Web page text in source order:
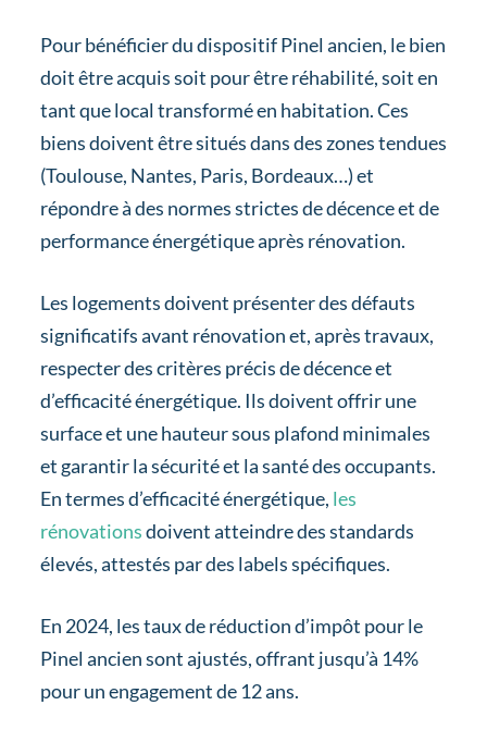
Pour bénéficier du dispositif Pinel ancien, le bien
doit être acquis soit pour être réhabilité, soit en
tant que local transformé en habitation. Ces
biens doivent être situés dans des zones tendues
(Toulouse, Nantes, Paris, Bordeaux…) et
répondre à des normes strictes de décence et de
performance énergétique après rénovation.
Les logements doivent présenter des défauts
significatifs avant rénovation et, après travaux,
respecter des critères précis de décence et
d’efficacité énergétique. Ils doivent offrir une
surface et une hauteur sous plafond minimales
et garantir la sécurité et la santé des occupants.
En termes d’efficacité énergétique, les
rénovationsdoivent atteindre des standards
élevés, attestés par des labels spécifiques.
En 2024, les taux de réduction d’impôt pour le
Pinel ancien sont ajustés, offrant jusqu’à 14%
pour un engagement de 12 ans.